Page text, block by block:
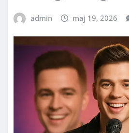
admin maj 19, 2026